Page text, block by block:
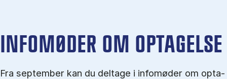
IN­FO­MØ­DER OM OP­TA­GEL­SE
Fra september kan du del­tage i in­fo­mø­der om op­ta­